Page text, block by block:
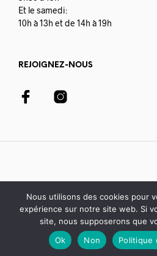
Et le samedi:
10h à 13h et de 14h à 19h
REJOIGNEZ-NOUS
© 2020-21 Librairie Colbert |
Nous utilisons des cookies pour
expérience sur notre site web. Si
site, nous supposerons que
Ok
Non Politique